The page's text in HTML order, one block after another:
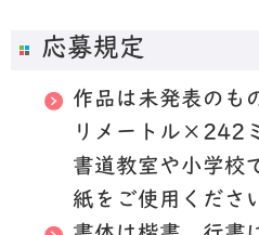
応募規定
作品は未発表のも
リメートル×242
書道教室や小学校
紙をご使用くださ